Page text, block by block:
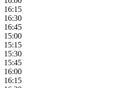
16:15
16:30
16:45
15:00
15:15
15:30
15:45
16:00
16:15